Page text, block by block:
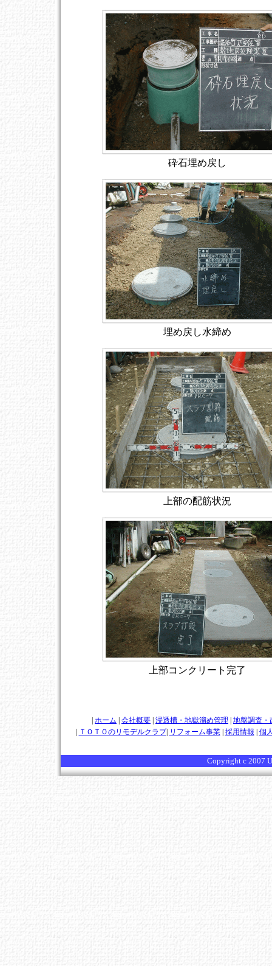
砕石埋め戻し
埋め戻し水締め
上部の配筋状況
上部コンクリート完了
ホーム 会社概要 浸透槽・地獄溜め管理
地盤調査・
ＴＯＴＯのリモデルクラブ| リフォーム事業| 採用情報 個
Copyright c 2007